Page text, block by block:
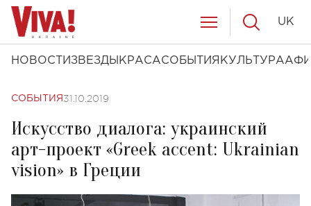
НОВОСТИ ЗВЕЗДЫ КРАСАСОБЫТИЯ КУЛЬТУРА
UK
СОБЫТИЯ 31.10.2019
Искусство диалога: украинский
арт-проект «Greek accent: Ukrainian
vision» в Греции